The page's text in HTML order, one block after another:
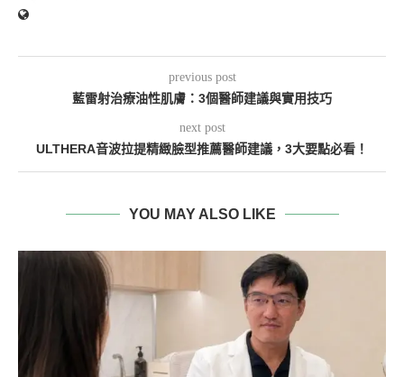
previous post
藍雷射治療油性肌膚：3個醫師建議與實用技巧
next post
ULTHERA音波拉提精緻臉型推薦醫師建議，3大要點必看！
YOU MAY ALSO LIKE